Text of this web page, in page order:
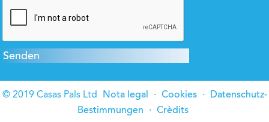
© 2019 Casas Pals Ltd Nota legal · Cookies · Datenschutz-
Bestimmungen · Crèdits